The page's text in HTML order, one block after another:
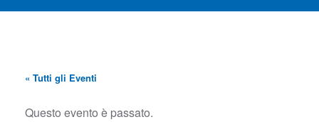
« Tutti gli Eventi
Questo evento è passato.